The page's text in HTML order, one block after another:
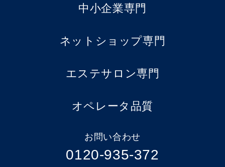
中小企業専門
ネットショップ専門
エステサロン専門
オペレータ品質
お問い合わせ
0120-935-372